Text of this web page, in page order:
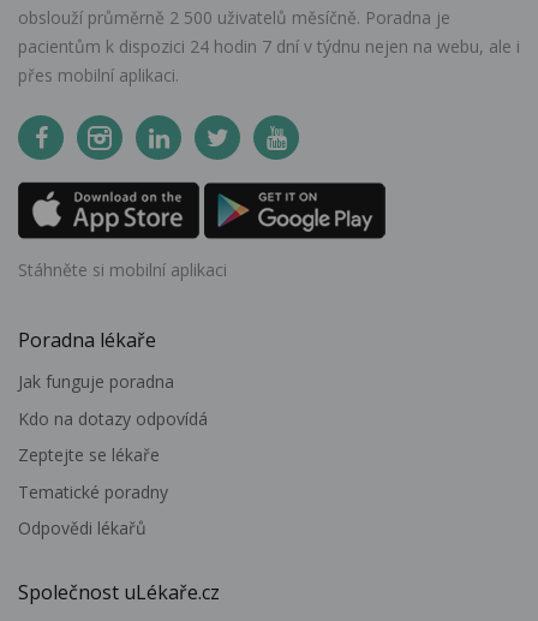
obslouží průměrně 2 500 uživatelů měsíčně. Poradna je
pacientům k dispozici 24 hodin 7 dní v týdnu nejen na webu, ale i
přes mobilní aplikaci.
Stáhněte si mobilní aplikaci
Poradna lékaře
Jak funguje poradna
Kdo na dotazy odpovídá
Zeptejte se lékaře
Tematické poradny
Odpovědi lékařů
Společnost uLékaře.cz